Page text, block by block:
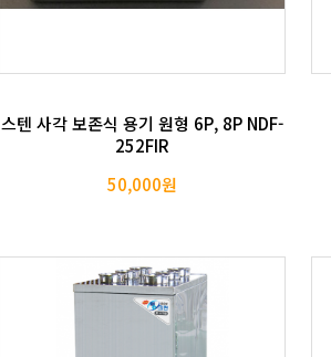
스텐 사각 보존식 용기 원형 6P, 8P NDF-
252FIR
50,000원